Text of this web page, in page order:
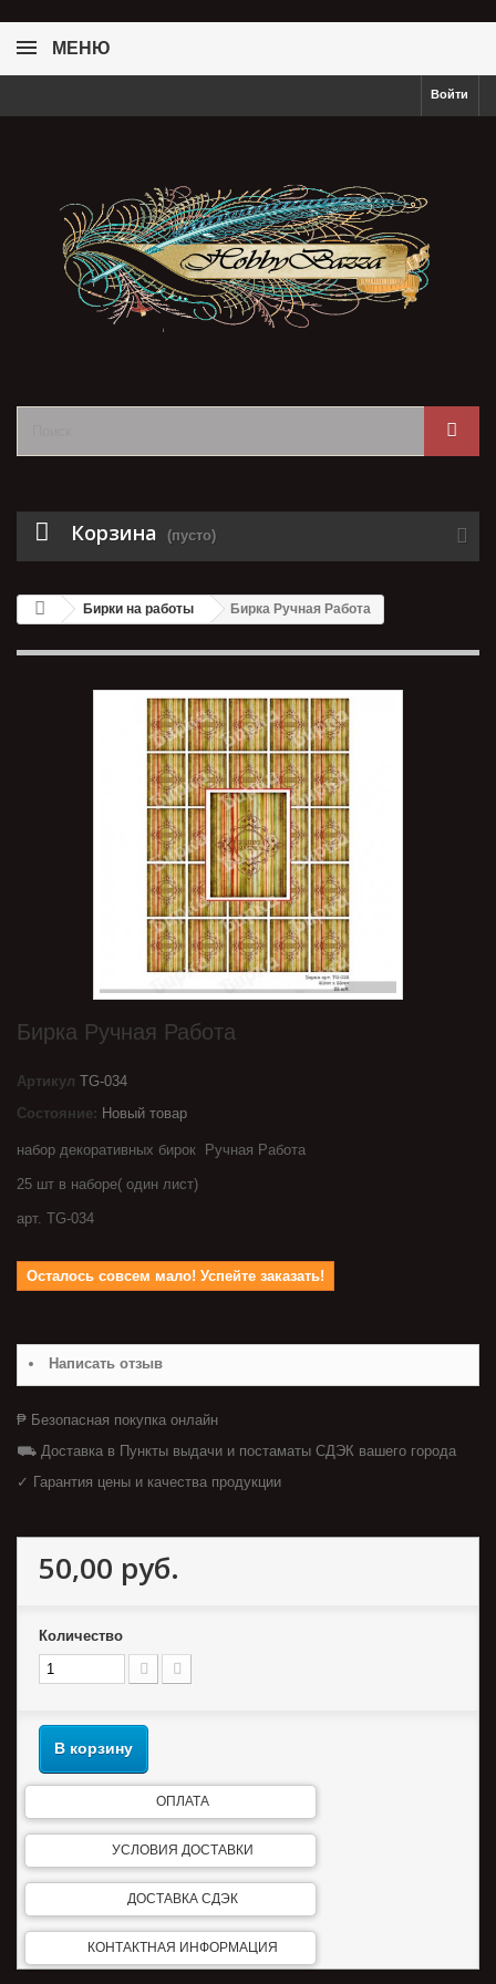
МЕНЮ
Войти
Корзина (пусто)
Бирки на работы Бирка Ручная Работа
Бирка Ручная Работа
Артикул TG-034
Состояние: Новый товар
набор декоративных бирок Ручная Работа
25 шт в наборе( один лист)
арт. TG-034
Осталось совсем мало! Успейте заказать!
Написать отзыв
₱ Безопасная покупка онлайн
⛟ Доставка в Пункты выдачи и постаматы СДЭК вашего города
✓ Гарантия цены и качества продукции
50,00 руб.
Количество
В корзину
ОПЛАТА
УСЛОВИЯ ДОСТАВКИ
ДОСТАВКА СДЭК
КОНТАКТНАЯ ИНФОРМАЦИЯ